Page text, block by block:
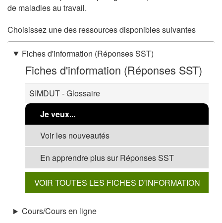
de maladies au travail.
Choisissez une des ressources disponibles suivantes
Fiches d'information (Réponses SST)
Fiches d'information (Réponses SST)
SIMDUT - Glossaire
Je veux...
Voir les nouveautés
En apprendre plus sur Réponses SST
VOIR TOUTES LES FICHES D'INFORMATION
Cours/Cours en ligne